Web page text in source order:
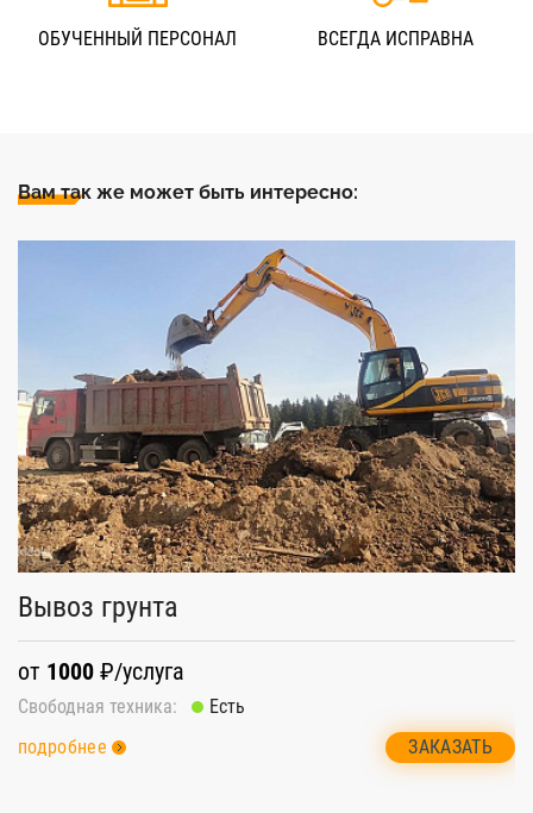
ОБУЧЕННЫЙ ПЕРСОНАЛ ВСЕГДА ИСПРАВНА
Вам так же может быть интересно:
Вывоз грунта
от 1000 ₽/услуга
Свободная техника:
Есть
подробнее
ЗАКАЗАТЬ